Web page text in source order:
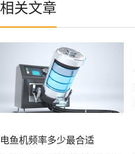
相关文章
电鱼机频率多少最合适